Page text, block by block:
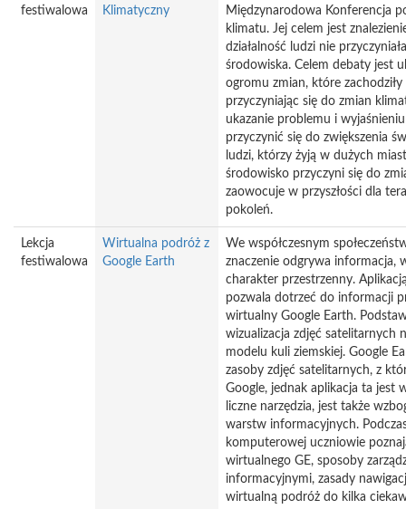
festiwalowa
Klimatyczny
Międzynarodowa Konferencja
klimatu. Jej celem jest
działalność ludzi nie
środowiska. Celem debaty jest
ogromu zmian, które
przyczyniając się do zmian
ukazanie problemu i
przyczynić się do zwiększenia
ludzi, którzy żyją w dużych
środowisko przyczyni się do
zaowocuje w przyszłości dla
pokoleń.
Lekcja
festiwalowa
Wirtualna podróż z
Google Earth
We współczesnym
znaczenie odgrywa informacja,
charakter przestrzenny.
pozwala dotrzeć do informacji
wirtualny Google Earth.
wizualizacja zdjęć satelitarnych
modelu kuli ziemskiej. Google
zasoby zdjęć satelitarnych, z
Google, jednak aplikacja ta jest
liczne narzędzia, jest także
warstw informacyjnych.
komputerowej uczniowie
wirtualnego GE, sposoby
informacyjnymi, zasady
wirtualną podróż do kilka